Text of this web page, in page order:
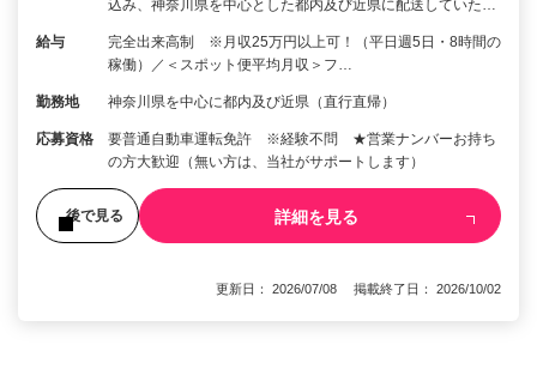
込み、神奈川県を中心とした都内及び近県に配送していた…
給与
完全出来高制 ※月収25万円以上可！（平日週5日・8時間の
稼働）／＜スポット便平均月収＞フ…
勤務地 神奈川県を中心に都内及び近県（直行直帰）
応募資格
要普通自動車運転免許 ※経験不問 ★営業ナンバーお持ち
の方大歓迎（無い方は、当社がサポートします）
後で見る 詳細を見る
更新日： 2026/07/08 掲載終了日： 2026/10/02